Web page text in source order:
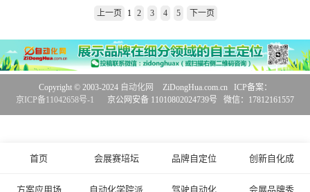
上一页 1 2 3 4 5 下一页
首页 会展赛培坛 品牌自定位 创新自化成
方案应用场 自动化学院派 驾驶自动化 会展品牌秀
Copyright © 2003-2024 自动化网
ZiDongHua.com.cn ICP备案：
京ICP备11042658号-1
京公网安备 11010802024739号 微信：17812161557